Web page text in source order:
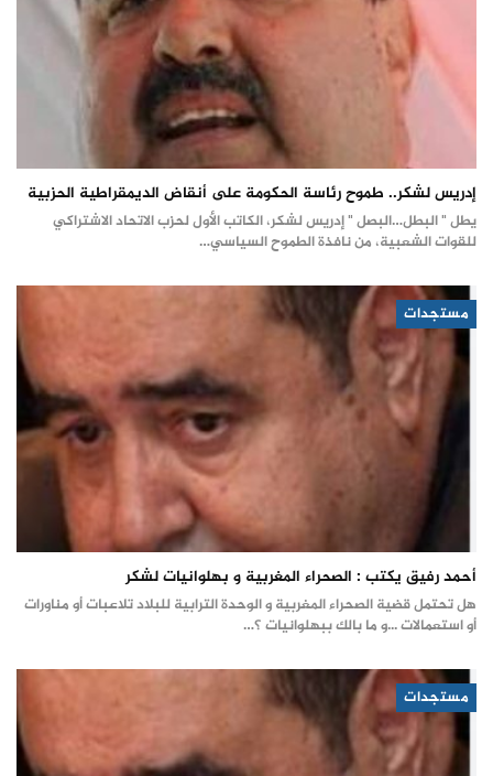
إدريس لشكر.. طموح رئاسة الحكومة على أنقاض الديمقراطية الحزبية
يطل " البطل…البصل " إدريس لشكر، الكاتب الأول لحزب الاتحاد الاشتراكي
للقوات الشعبية، من نافذة الطموح السياسي…
مستجدات
أحمد رفيق يكتب : الصحراء المغربية و بهلوانيات لشكر
هل تحتمل قضية الصحراء المغربية و الوحدة الترابية للبلاد تلاعبات أو مناورات
أو استعمالات ...و ما بالك ببهلوانيات ؟…
مستجدات